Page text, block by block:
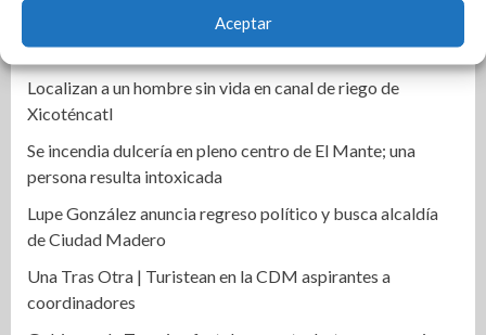
Aceptar
Alejandra Quintos rompe el silencio y exige avances en la
investigación
Localizan a un hombre sin vida en canal de riego de
Xicoténcatl
Se incendia dulcería en pleno centro de El Mante; una
persona resulta intoxicada
Lupe González anuncia regreso político y busca alcaldía
de Ciudad Madero
Una Tras Otra | Turistean en la CDM aspirantes a
coordinadores